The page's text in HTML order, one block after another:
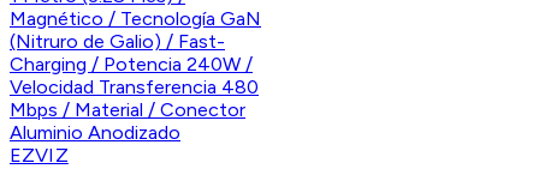
EZVIZ